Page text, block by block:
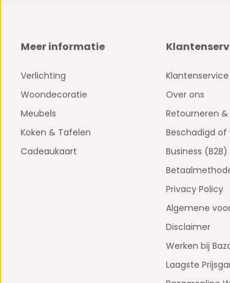
Meer informatie
Verlichting
Woondecoratie
Meubels
Koken & Tafelen
Cadeaukaart
Klantenservice
Over ons
Retourneren
Beschadigd of
Business (B2B)
Privacy Policy
Algemene
Disclaimer
Werken bij
Laagste